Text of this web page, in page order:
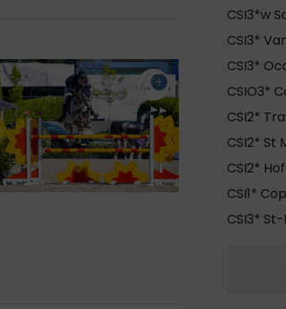
CSI3*w
CSI3*
CSI3*
CSIO3*
CSI2*
CSI2* St
CSI2*
CSI1*
CSI3*